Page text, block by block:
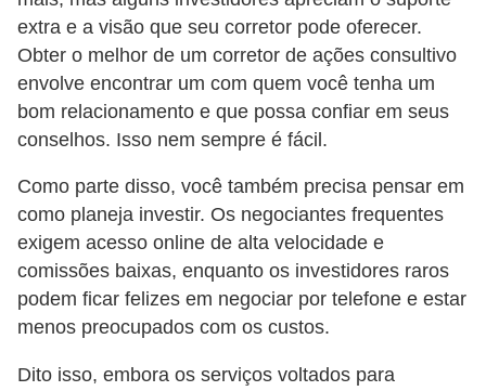
extra e a visão que seu corretor pode oferecer.
Obter o melhor de um corretor de ações consultivo
envolve encontrar um com quem você tenha um
bom relacionamento e que possa confiar em seus
conselhos. Isso nem sempre é fácil.
Como parte disso, você também precisa pensar em
como planeja investir. Os negociantes frequentes
exigem acesso online de alta velocidade e
comissões baixas, enquanto os investidores raros
podem ficar felizes em negociar por telefone e estar
menos preocupados com os custos.
Dito isso, embora os serviços voltados para
i
n
a
n
c
i
a
m
e
n
o